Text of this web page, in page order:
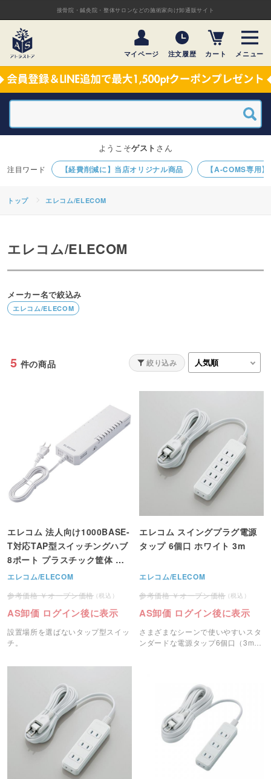
接骨院・鍼灸院・整体サロンなどの施術家向け卸通販サイト
マイページ 注文履歴 カート メニュー
【経費削減に】当店オリジナル商品 【A-COMS専用
ようこそゲスト さん
トップ エレコム/ELECOM
エレコム/ELECOM
メーカー名で絞込み
エレコム/ELECOM
5 件の商品 絞り込み
エレコム 法人向け1000BASE-
T対応TAP型スイッチングハブ
8ポート プラスチック筐体 ホ
ワイト RoHS指令準拠(10物質)
エレコム/ELECOM
オープン価格
AS卸価 ログイン後に表示
設置場所を選ばないタップ型スイッ
チ。
エレコム スイングプラグ電源
タップ 6個口 ホワイト 3m
エレコム/ELECOM
オープン価格
AS卸価 ログイン後に表示
さまざまなシーンで使いやすいスタ
ンダードな電源タップ6個口（3m）